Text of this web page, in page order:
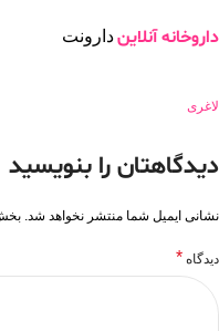
داروخانه آنلایندارونت
لاغری
دیدگاهتان را بنویسید
نشانی ایمیل شما منتشر نخواهد شد.
دیدگاه *